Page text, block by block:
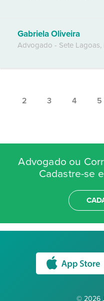
Gabriela Oliveira
Advogado - Sete Lagoas,
2 3 4 5
Advogado ou
Cadastre-se
© 2026